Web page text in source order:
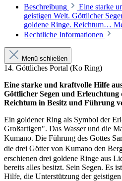
Beschreibung
Eine starke
geistigen Welt. Göttlicher
goldene Ringe. Reichtum…
Rechtliche Informationen
Menü schließen
14. Göttliches Portal (Ko Ring)
Eine starke und kraftvolle Hilfe
Göttlicher Segen und
Reichtum in Besitz und Führung
Ein goldener Ring als Symbol der
Großartigen". Das Wasser und die
Kumano. Die Führung des Gottes
die drei Götter von Kumano den
erschienen drei goldene Ringe aus
bereits alles besitzt. Sein Segen. Es
Hilfe, die Unterstützung der